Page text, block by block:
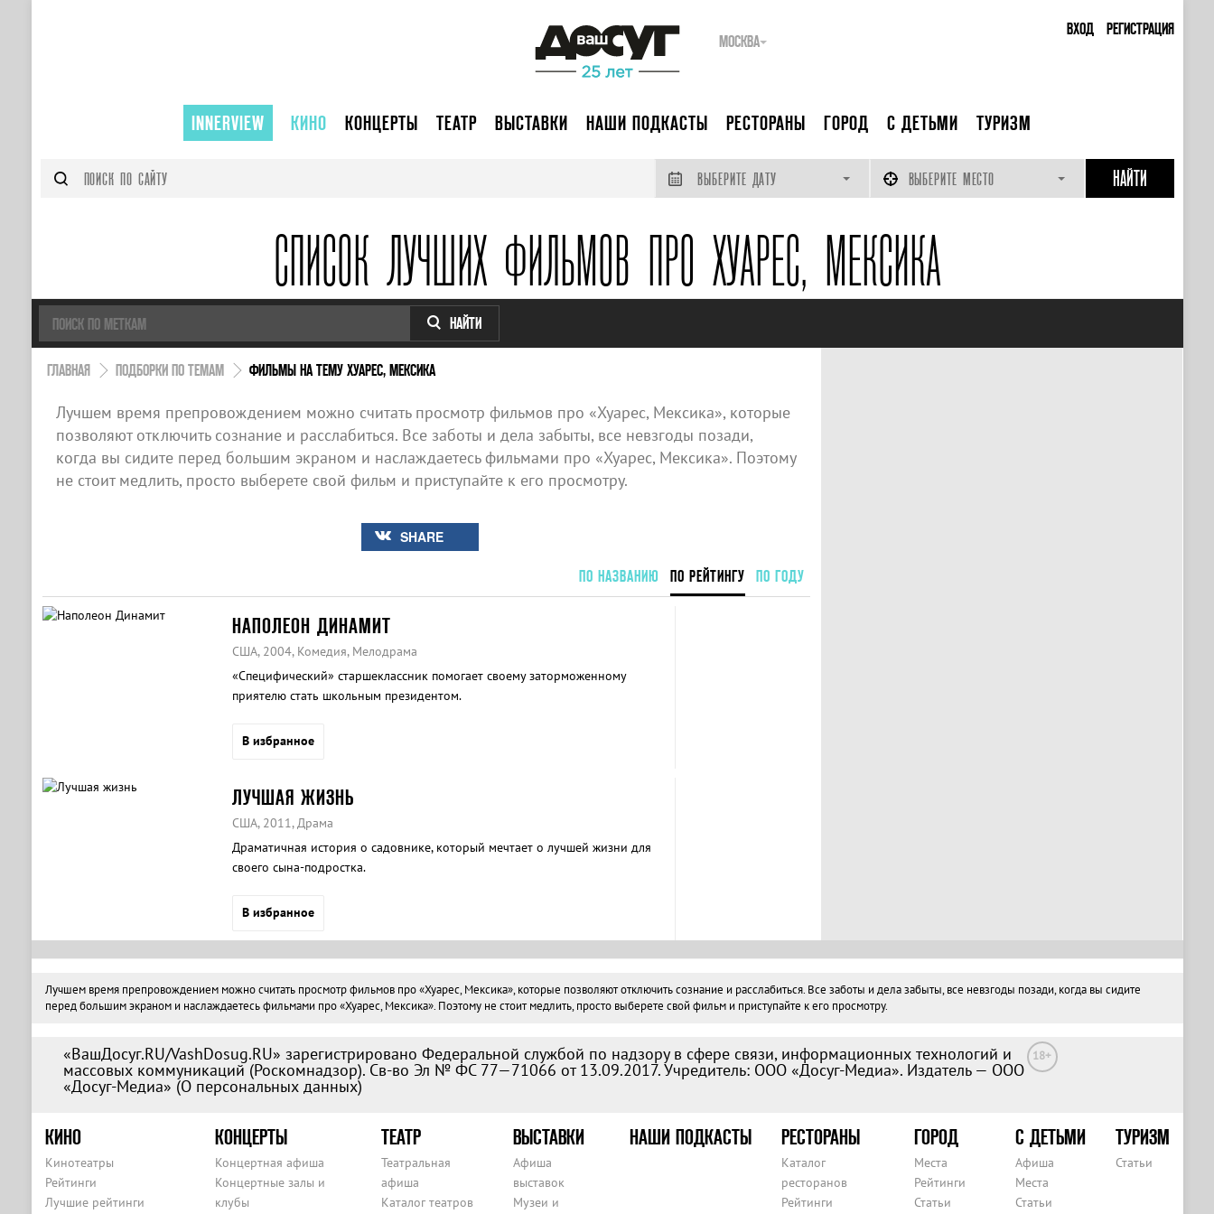
ВХОД РЕГИСТРАЦИЯ
МОСКВА
INNERVIEW КИНО КОНЦЕРТЫ ТЕАТР ВЫСТАВКИ НАШИ ПОДКАСТЫ РЕСТОРАНЫ ГОРОД С ДЕТЬМИ ТУРИЗМ
ВЫБЕРИТЕ ДАТУ ВЫБЕРИТЕ МЕСТО
СПИСОК ЛУЧШИХ ФИЛЬМОВ ПРО ХУАРЕС, МЕКСИКА
НАЙТИ
ГЛАВНАЯ ПОДБОРКИ ПО ТЕМАМ ФИЛЬМЫ НА ТЕМУ ХУАРЕС, МЕКСИКА
Лучшем время препровождением можно считать просмотр фильмов про «Хуарес, Мексика», которые
позволяют отключить сознание и расслабиться. Все заботы и дела забыты, все невзгоды позади,
когда вы сидите перед большим экраном и наслаждаетесь фильмами про «Хуарес, Мексика». Поэтому
не стоит медлить, просто выберете свой фильм и приступайте к его просмотру.
SHARE
ПО НАЗВАНИЮ ПО РЕЙТИНГУ ПО ГОДУ
НАПОЛЕОН ДИНАМИТ
США, 2004, Комедия, Мелодрама
«Специфический» старшеклассник помогает своему заторможенному
приятелю стать школьным президентом.
В избранное
ЛУЧШАЯ ЖИЗНЬ
США, 2011, Драма
Драматичная история о садовнике, который мечтает о лучшей жизни для
своего сына-подростка.
В избранное
Лучшем время препровождением можно считать просмотр фильмов про «Хуарес, Мексика», которые позволяют отключить сознание и расслабиться. Все заботы и дела забыты, все невзгоды позади, когда вы сидите
перед большим экраном и наслаждаетесь фильмами про «Хуарес, Мексика». Поэтому не стоит медлить, просто выберете свой фильм и приступайте к его просмотру.
«ВашДосуг.RU/VashDosug.RU» зарегистрировано Федеральной службой по надзору в сфере связи, информационных технологий и
массовых коммуникаций (Роскомнадзор). Св-во Эл № ФС 77—71066 от 13.09.2017. Учредитель: ООО «Досуг-Медиа». Издатель — ООО
«Досуг-Медиа» (О персональных данных)
18+
КИНО
Кинотеатры
Рейтинги
Лучшие рейтинги
КОНЦЕРТЫ
Концертная афиша
Концертные залы и
клубы
ТЕАТР
Театральная
афиша
Каталог театров
ВЫСТАВКИ
Афиша
выставок
Музеи и
НАШИ ПОДКАСТЫ РЕСТОРАНЫ
Каталог
ресторанов
Рейтинги
ГОРОД
Места
Рейтинги
Статьи
С ДЕТЬМИ
Афиша
Места
Статьи
ТУРИЗМ
Статьи